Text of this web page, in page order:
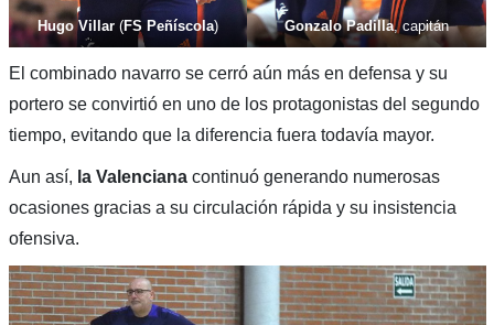
Hugo Villar(FS Peñíscola) Gonzalo Padilla, capitán
El combinado navarro se cerró aún más en defensa y su
portero se convirtió en uno de los protagonistas del segundo
tiempo, evitando que la diferencia fuera todavía mayor.
Aun así, la Valencianacontinuó generando numerosas
ocasiones gracias a su circulación rápida y su insistencia
ofensiva.